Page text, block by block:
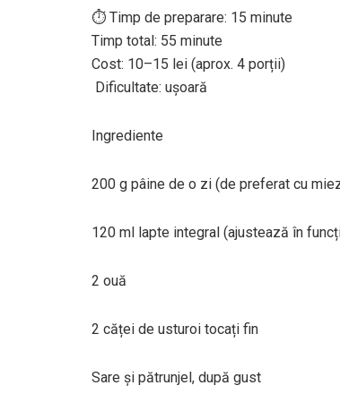
⏱ Timp de preparare: 15 minute
Timp total: 55 minute
Cost: 10–15 lei (aprox. 4 porții)
️ Dificultate: ușoară
Ingrediente
200 g pâine de o zi (de preferat cu
120 ml lapte integral (ajustează în
2 ouă
2 căței de usturoi tocați fin
Sare și pătrunjel, după gust